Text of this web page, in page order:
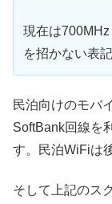
現在は
を招かない表
民泊向けのモバ
SoftBank回線を
す。民泊WiFiは
そして上記のス